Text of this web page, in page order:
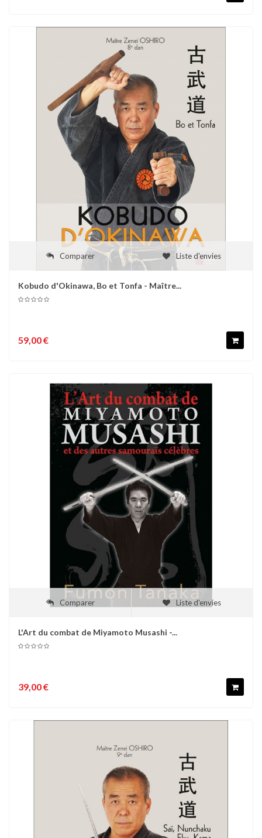
Comparer Liste d'envies
Kobudo d'Okinawa, Bo et Tonfa - Maître...
59,00 €
Comparer Liste d'envies
L'Art du combat de Miyamoto Musashi -...
39,00 €